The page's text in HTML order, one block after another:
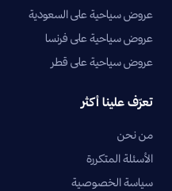
عروض سياحية على السعودية
عروض سياحية على فرنسا
عروض سياحية على قطر
تعرّف علينا أكثر
من نحن
الأسئلة المتكررة
سياسة الخصوصية